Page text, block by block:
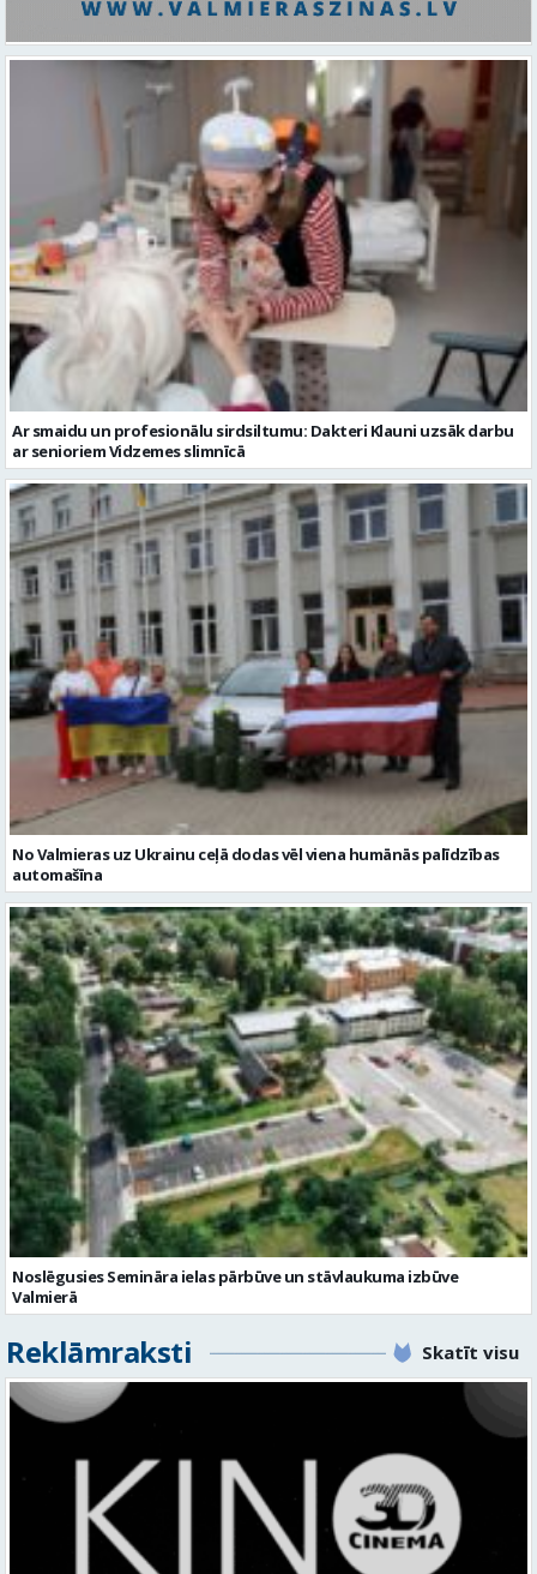
Ar smaidu un profesionālu sirdsiltumu: Dakteri Klauni uzsāk darbu
ar senioriem Vidzemes slimnīcā
No Valmieras uz Ukrainu ceļā dodas vēl viena humānās palīdzības
automašīna
Noslēgusies Semināra ielas pārbūve un stāvlaukuma izbūve
Valmierā
Reklāmraksti Skatīt visu